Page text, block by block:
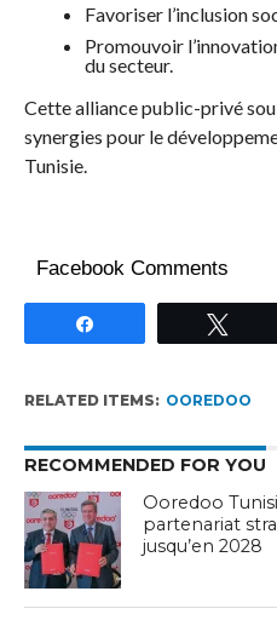
Favoriser l’inclusion
Promouvoir
du secteur.
Cette alliance public-privé
synergies pour le
Tunisie.
Facebook Comments
RELATED ITEMS: OOREDOO
RECOMMENDED FOR YOU
Ooredoo
partenariat
jusqu’en 2028